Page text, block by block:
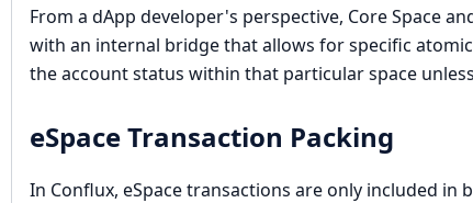
From a dApp developer's perspective, Core Space
with an internal bridge that allows for specific
the account status within that particular space
eSpace Transaction Packing
In Conflux, eSpace transactions are only included in